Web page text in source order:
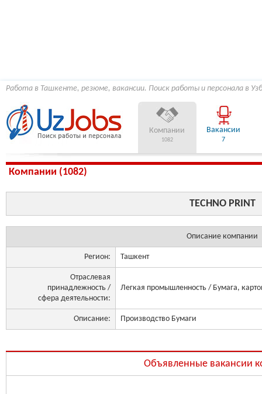
Работа в Ташкенте, резюме, вакансии. Поиск работы и персонала в
Компании
1082
Вакансии
7
Компании (1082)
TECHNO PRINT
Описание компании
Регион: Ташкент
Отраслевая
принадлежность /
сфера деятельности:
Легкая промышленность / Бумага,
Описание: Производство Бумаги
Объявленные вакансии